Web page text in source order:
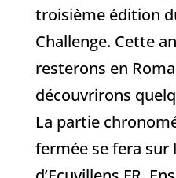
troisième édition
Challenge. Cette
resterons en
découvrirons
La partie
fermée se fera sur